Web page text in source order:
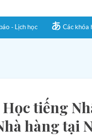
- Lịch học Các khóa
tiếng
hàng tại